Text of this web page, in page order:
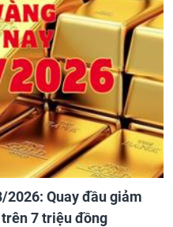
2026: Quay đầu giảm
7 triệu đồng